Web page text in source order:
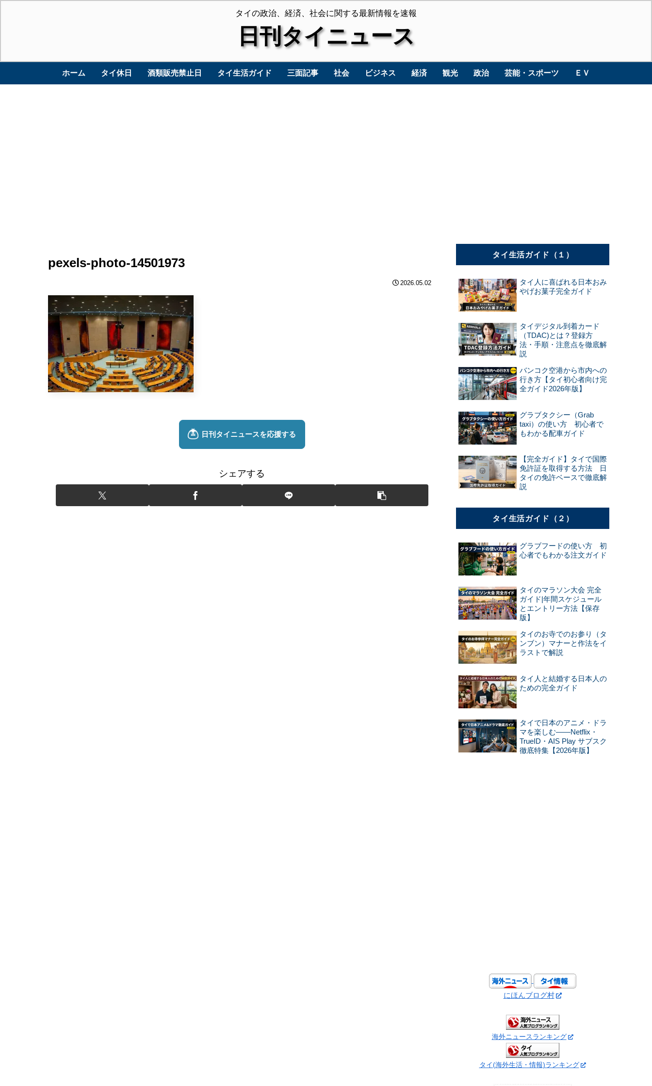
タイの政治、経済、社会に関する最新情報を速報
日刊タイニュース
ホーム タイ休日 酒類販売禁止日 タイ生活ガイド 三面記事 社会 ビジネス 経済 観光 政治 芸能・スポーツ ＥＶ
pexels-photo-14501973
2026.05.02
シェアする
タイ生活ガイド（１）
タイ人に喜ばれる日本おみ
やげお菓子完全ガイド
タイデジタル到着カード
（TDAC)とは？登録方
法・手順・注意点を徹底解
説
バンコク空港から市内への
行き方【タイ初心者向け完
全ガイド2026年版】
グラブタクシー（Grab
taxi）の使い方 初心者で
もわかる配車ガイド
【完全ガイド】タイで国際
免許証を取得する方法 日
タイの免許ベースで徹底解
説
タイ生活ガイド（２）
グラブフードの使い方 初
心者でもわかる注文ガイド
タイのマラソン大会 完全
ガイド|年間スケジュール
とエントリー方法【保存
版】
タイのお寺でのお参り（タ
ンブン）マナーと作法をイ
ラストで解説
タイ人と結婚する日本人の
ための完全ガイド
タイで日本のアニメ・ドラ
マを楽しむ——Netflix・
TrueID・AIS Play サブスク
徹底特集【2026年版】
にほんブログ村
海外ニュースランキング
タイ(海外生活・情報)ランキング